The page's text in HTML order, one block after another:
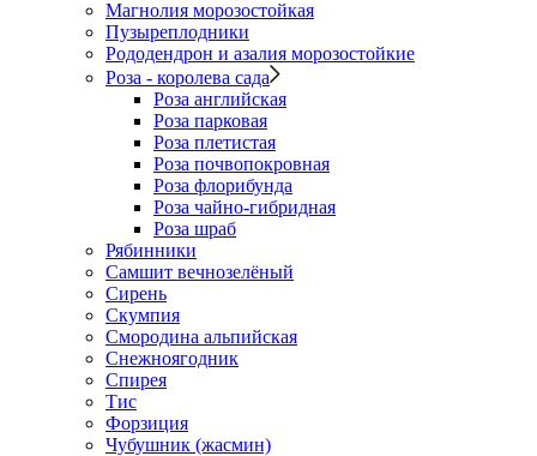
Магнолия морозостойкая
Пузыреплодники
Рододендрон и азалия морозостойкие
Роза - королева сада
Роза английская
Роза парковая
Роза плетистая
Роза почвопокровная
Роза флорибунда
Роза чайно-гибридная
Роза шраб
Рябинники
Самшит вечнозелёный
Сирень
Скумпия
Смородина альпийская
Снежноягодник
Спирея
Тис
Форзиция
Чубушник (жасмин)